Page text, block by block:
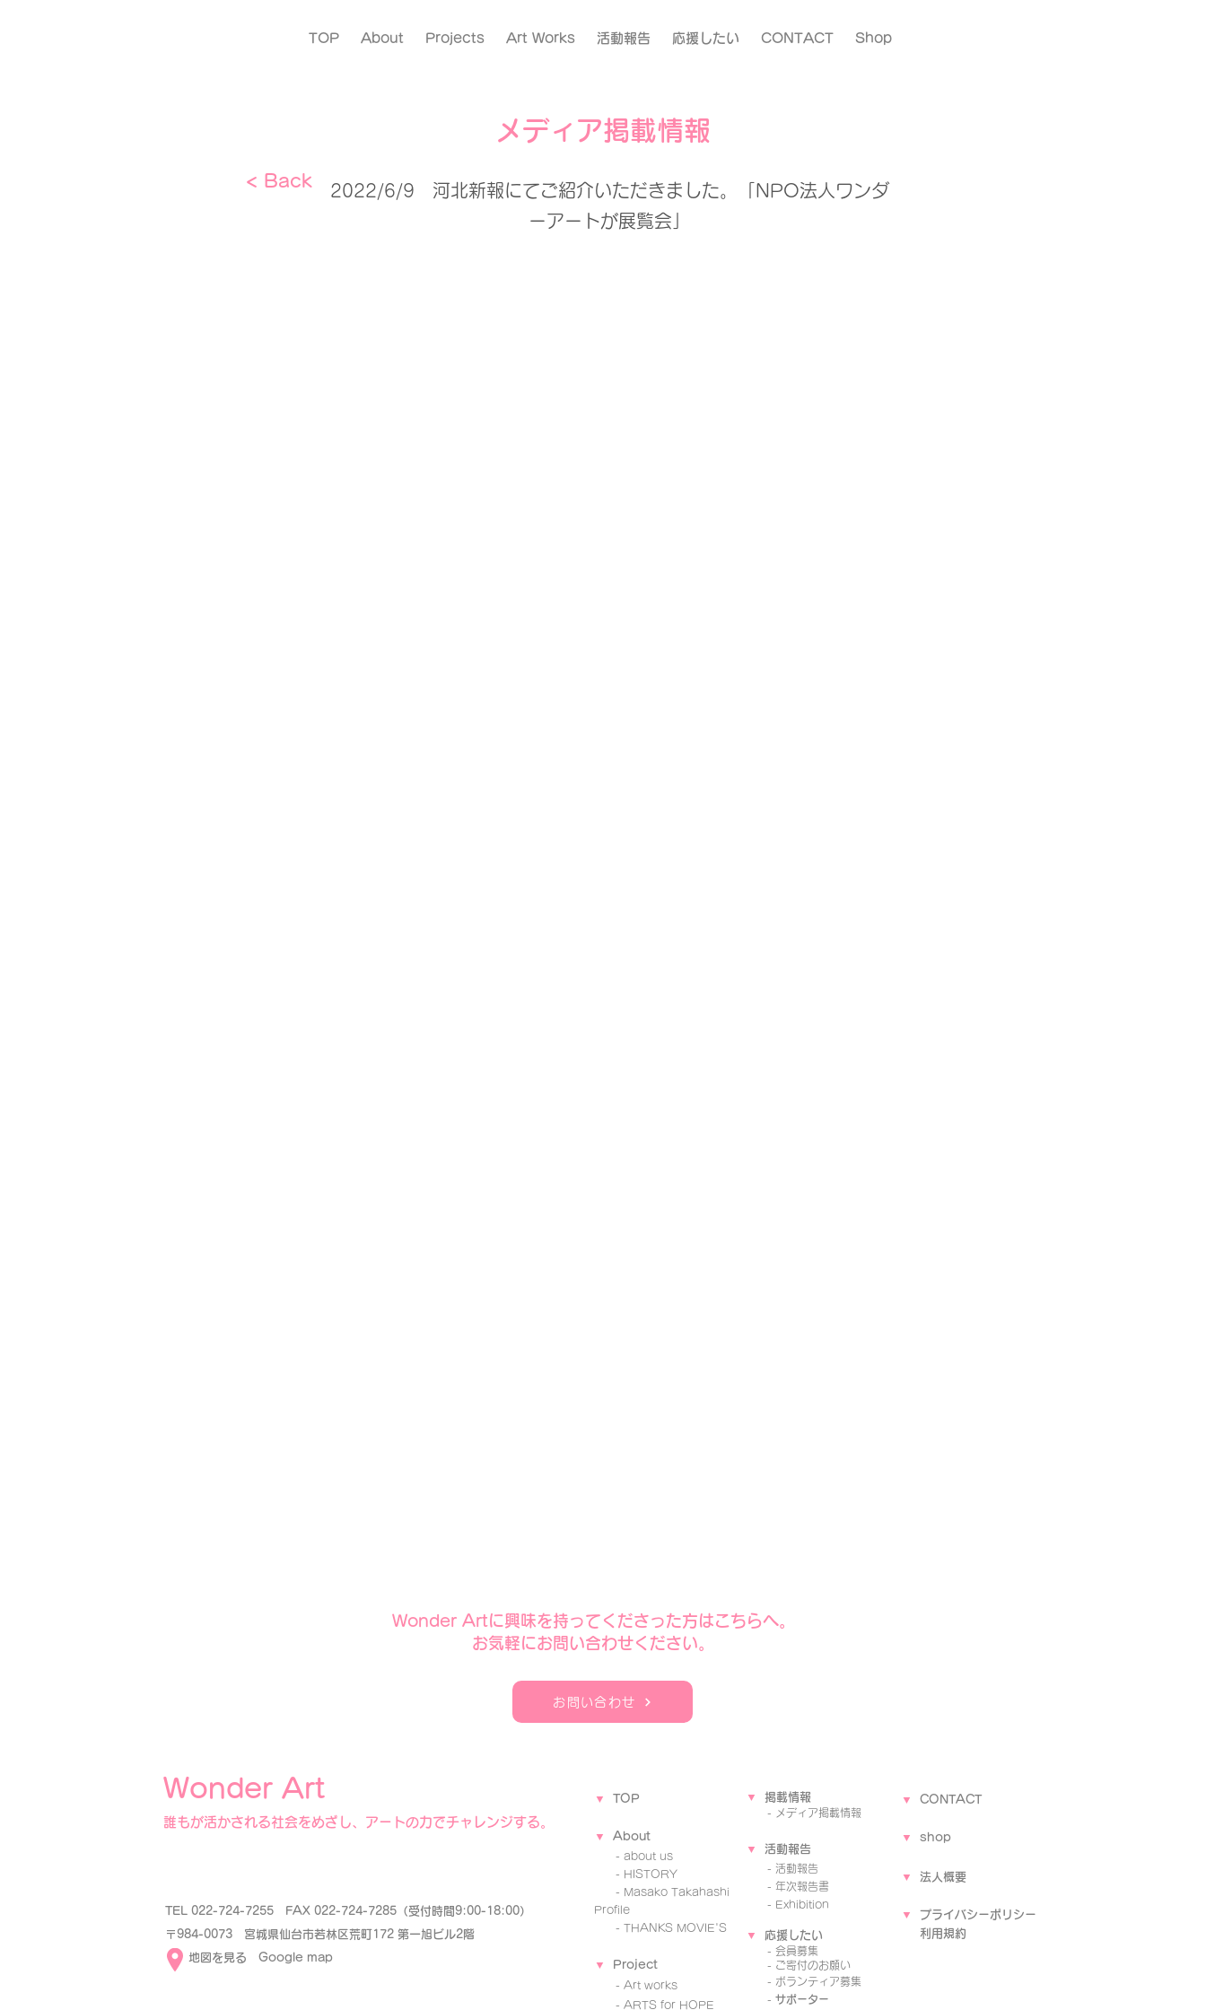
TOP About Projects Art Works 活動報告 応援したい CONTACT Shop
メディア掲載情報
< Back
2022/6/9 河北新報にてご紹介いただきました。「NPO法人ワンダ
ーアートが展覧会」
​Wonder Artに興味を持ってくださった方はこちらへ。
​お気軽にお問い合わせください。
お問い合わせ
Wonder Art
誰もが活かされる社会をめざし、アートの力でチャレンジする。
TEL 022-724-7255 FAX 022-724-7285（受付時間9:00-18:00）
〒984-0073 宮城県仙台市若林区荒町172 第一旭ビル2階
​ 地図を見る Google map
▼ TOP
▼ About
- about us
- ​HISTORY
- Masako Takahashi
Profile
- THANKS MOVIE'S
▼ Project
- Art works
- ARTS for HOPE
▼ 掲載情報
- メディア掲載情報
▼ 活動報告
- 活動報告
- 年次報告書
- Exhibition
▼ 応援したい
- 会員募集
- ご寄付のお願い
- ボランティア募集
- サポーター
▼ CONTACT
▼ shop
▼ 法人概要
▼ プライバシーポリシー
利用規約